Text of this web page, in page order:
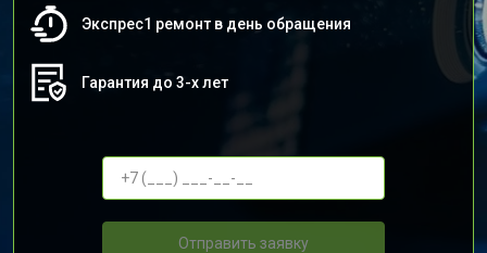
Экспрес1 ремонт в день обращения
Гарантия до 3-х лет
Отправить заявку